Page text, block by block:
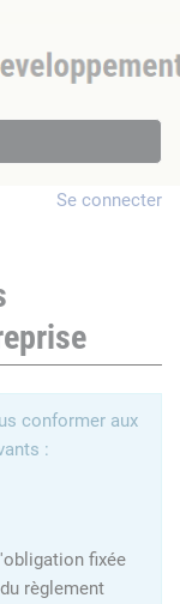
Se connecter
conformer aux
:
fixée
règlement